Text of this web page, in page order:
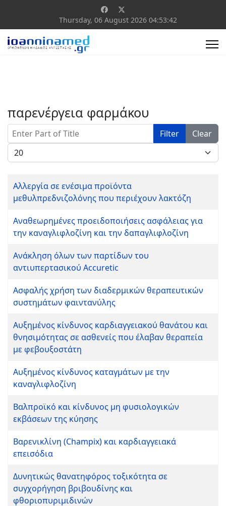
Thursday, 06 August 2026 04:53:43
παρενέργεια φαρμάκου
Enter Part of Title Filter
Clear
Display #
Αλλεργία σε ενέσιμα προϊόντα
μεθυλπρεδνιζολόνης που περιέχουν λακτόζη
Αναθεωρημένες προειδοποιήσεις ασφάλειας για
την καναγλιφλοζίνη και την δαπαγλιφλοζίνη
Ανάκληση όλων των παρτίδων του
αντιυπερτασικού Accuretic
Ασφαλής χρήση των διαδερμικών θεραπευτικών
συστημάτων φαιντανύλης
Αυξημένος κίνδυνος καρδιαγγειακού θανάτου και
θνησιμότητας σε ασθενείς που έλαβαν θεραπεία
με φεβουξοστάτη
Αυξημένος κίνδυνος καταγμάτων με την
καναγλιφλοζίνη
Βαλπροϊκό και κίνδυνος μη φυσιολογικών
εκβάσεων της κύησης
Βαρενικλίνη (Champix) και καρδιαγγειακά
επεισόδια
Δυνητικώς θανατηφόρος τοξικότητα σε
συγχορήγηση βριβουδίνης και
φθοριοπυριμιδινών